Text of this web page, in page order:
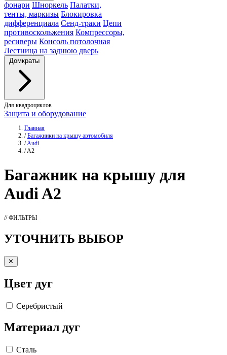
фонари Шноркель Палатки,
тенты, маркизы Блокировка
дифференциала Сенд-траки Цепи
противоскольжения Компрессоры,
ресиверы Консоль потолочная
Лестница на заднюю дверь
Домкраты
Для квадроциклов
Защита и оборудование
Главная
/ Багажники на крышу автомобиля
/Audi
/A2
Багажникна крышу для
Audi A2
// ФИЛЬТРЫ
УТОЧНИТЬ ВЫБОР
✕
Цвет дуг
Серебристый
Материал дуг
Сталь